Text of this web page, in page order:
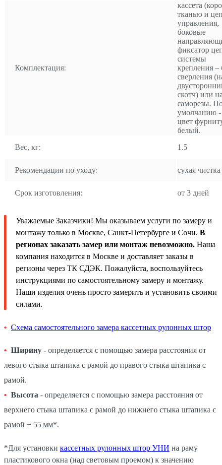
Комплектация:
кассета
тканью и
управления,
боковые
фиксатор
системы
крепления –
сверления
скотч) или
саморезы.
умолчанию -
цвет
белый.
Вес, кг:
1.5
Рекомендации по уходу: сухая чистка
Срок изготовления: от 3 дней
Уважаемые Заказчики! Мы оказываем услуги по замеру и
монтажу только в Москве, Санкт-Петербурге и Сочи. В
регионах заказать замер или монтаж невозможно. Наша
компания находится в Москве и доставляет заказы в
регионы через ТК СДЭК. Пожалуйста, воспользуйтесь
инструкциями по самостоятельному замеру и монтажу.
Наши изделия очень просто замерить и установить своими
силами.
Схема самостоятельного замера кассетных рулонных штор
Ширину - определяется с помощью замера расстояния от
левого стыка штапика с рамой до правого стыка штапика с
рамой.
Высота - определяется с помощью замера расстояния от
верхнего стыка штапика с рамой до нижнего стыка штапика с
рамой + 55 мм*.
*Для установки кассетных рулонных штор УНИ на раму
пластикового окна (над световым проемом) к значению